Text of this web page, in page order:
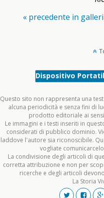
« precedente in
Dispositivo
Questo sito non rappresenta una
alcuna periodicità e senza fini di
prodotto editoriale ai
Le immagini e i testi inseriti in
considerati di pubblico dominio.
laddove l'autore sia riconoscibile.
vogliate
La condivisione degli articoli di
corretta attribuzione e non per
ricerche e degli articoli
La Storia